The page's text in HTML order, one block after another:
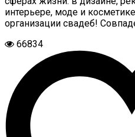
интерьере, моде и
организации свадеб!
66834